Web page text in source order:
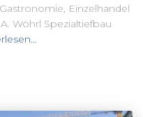
Einzelhandel
Wöhrl Spezialtiefbau